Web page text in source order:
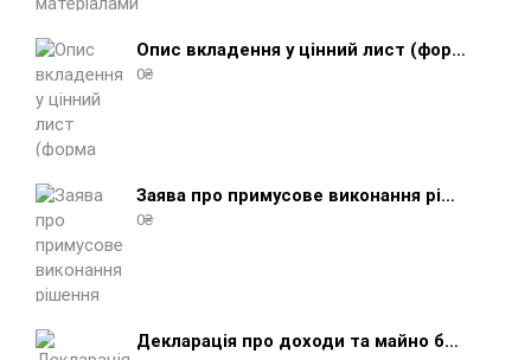
Опис вкладення у цінний лист (форма 107) + інструкція відправлення цінного листа з описом вкладення
0₴
Заява про примусове виконання рішення (зразок, шаблон 2025 року)
0₴
Декларація про доходи та майно боржника фізичної особи (бланк) + інструкція